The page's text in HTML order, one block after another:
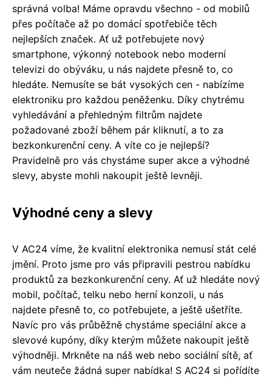
správná volba! Máme opravdu všechno - od mobilů
přes počítače až po domácí spotřebiče těch
nejlepších značek. Ať už potřebujete nový
smartphone, výkonný notebook nebo moderní
televizi do obýváku, u nás najdete přesně to, co
hledáte. Nemusíte se bát vysokých cen - nabízíme
elektroniku pro každou peněženku. Díky chytrému
vyhledávání a přehledným filtrům najdete
požadované zboží během pár kliknutí, a to za
bezkonkurenční ceny. A víte co je nejlepší?
Pravidelně pro vás chystáme super akce a výhodné
slevy, abyste mohli nakoupit ještě levněji.
Výhodné ceny a slevy
V AC24 víme, že kvalitní elektronika nemusí stát celé
jmění. Proto jsme pro vás připravili pestrou nabídku
produktů za bezkonkurenční ceny. Ať už hledáte nový
mobil, počítač, telku nebo herní konzoli, u nás
najdete přesně to, co potřebujete, a ještě ušetříte.
Navíc pro vás průběžně chystáme speciální akce a
slevové kupóny, díky kterým můžete nakoupit ještě
výhodněji. Mrkněte na náš web nebo sociální sítě, ať
vám neuteče žádná super nabídka! S AC24 si pořídíte